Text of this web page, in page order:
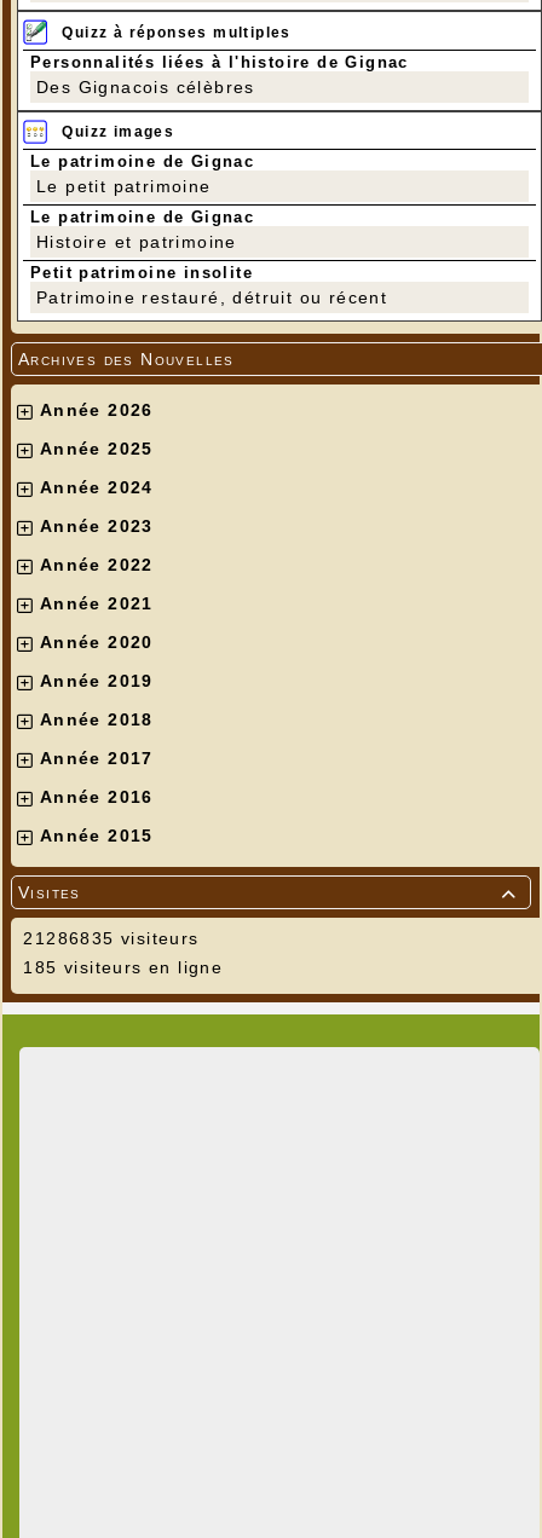
Quizz à réponses multiples
Personnalités liées à l'histoire de Gignac
Des Gignacois célèbres
Quizz images
Le patrimoine de Gignac
Le petit patrimoine
Le patrimoine de Gignac
Histoire et patrimoine
Petit patrimoine insolite
Patrimoine restauré, détruit ou récent
Archives des Nouvelles
Année 2026
Année 2025
Année 2024
Année 2023
Année 2022
Année 2021
Année 2020
Année 2019
Année 2018
Année 2017
Année 2016
Année 2015

Visites
21286835 visiteurs
185 visiteurs en ligne
---
---